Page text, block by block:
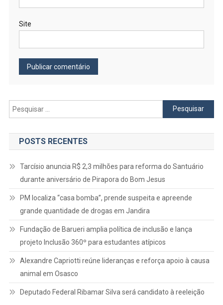
Site
Pesquisar
por:
POSTS RECENTES
Tarcísio anuncia R$ 2,3 milhões para reforma do Santuário
durante aniversário de Pirapora do Bom Jesus
PM localiza “casa bomba”, prende suspeita e apreende
grande quantidade de drogas em Jandira
Fundação de Barueri amplia política de inclusão e lança
projeto Inclusão 360º para estudantes atípicos
Alexandre Capriotti reúne lideranças e reforça apoio à causa
animal em Osasco
Deputado Federal Ribamar Silva será candidato à reeleição